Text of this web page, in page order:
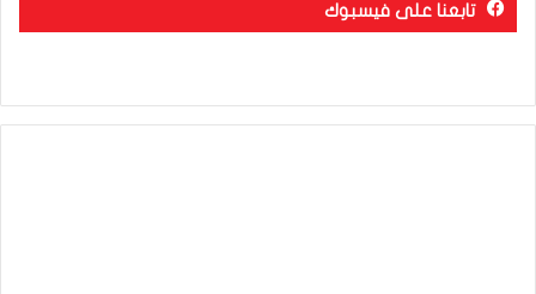
تابعنا على فيسبوك